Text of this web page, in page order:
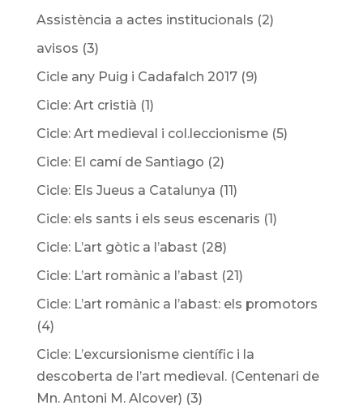
Assistència a actes institucionals (2)
avisos (3)
Cicle any Puig i Cadafalch 2017(9)
Cicle: Art cristià (1)
Cicle: Art medieval i col.leccionisme(5)
Cicle: El camí de Santiago (2)
Cicle: Els Jueus a Catalunya (11)
Cicle: els sants i els seus escenaris (1)
Cicle: L’art gòtic a l’abast(28)
Cicle: L’art romànic a l’abast(21)
Cicle: L’art romànic a l’abast: els promotors
(4)
Cicle: L’excursionisme científic i la
descoberta de l’art medieval. (Centenari de
Mn. Antoni M. Alcover) (3)